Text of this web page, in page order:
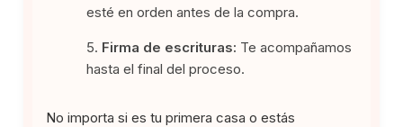
esté en orden antes de la compra.
Firma de escrituras: Te acompañamos
hasta el final del proceso.
No importa si es tu primera casa o estás